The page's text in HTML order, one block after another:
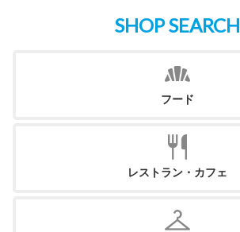
SHOP SEARCH
フード
レストラン・カフェ